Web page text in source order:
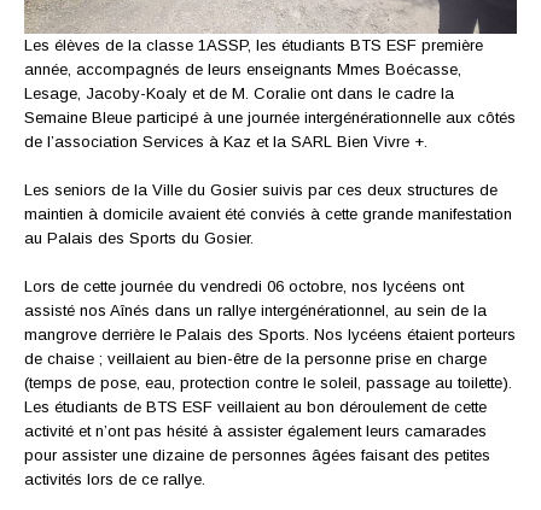
Les élèves de la classe 1ASSP, les étudiants BTS ESF première
année, accompagnés de leurs enseignants Mmes Boécasse,
Lesage, Jacoby-Koaly et de M. Coralie ont dans le cadre la
Semaine Bleue participé à une journée intergénérationnelle aux côtés
de l’association Services à Kaz et la SARL Bien Vivre +.
Les seniors de la Ville du Gosier suivis par ces deux structures de
maintien à domicile avaient été conviés à cette grande manifestation
au Palais des Sports du Gosier.
Lors de cette journée du vendredi 06 octobre, nos lycéens ont
assisté nos Aînés dans un rallye intergénérationnel, au sein de la
mangrove derrière le Palais des Sports. Nos lycéens étaient porteurs
de chaise ; veillaient au bien-être de la personne prise en charge
(temps de pose, eau, protection contre le soleil, passage au toilette).
Les étudiants de BTS ESF veillaient au bon déroulement de cette
activité et n’ont pas hésité à assister également leurs camarades
pour assister une dizaine de personnes âgées faisant des petites
activités lors de ce rallye.